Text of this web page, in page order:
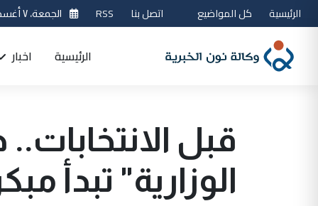
الرئيسية كل المواضيع اتصل بنا RSS الجمعة، ٧ أغسطس 2026
الرئيسية اخبار
قبل
الوزارية" تبدأ